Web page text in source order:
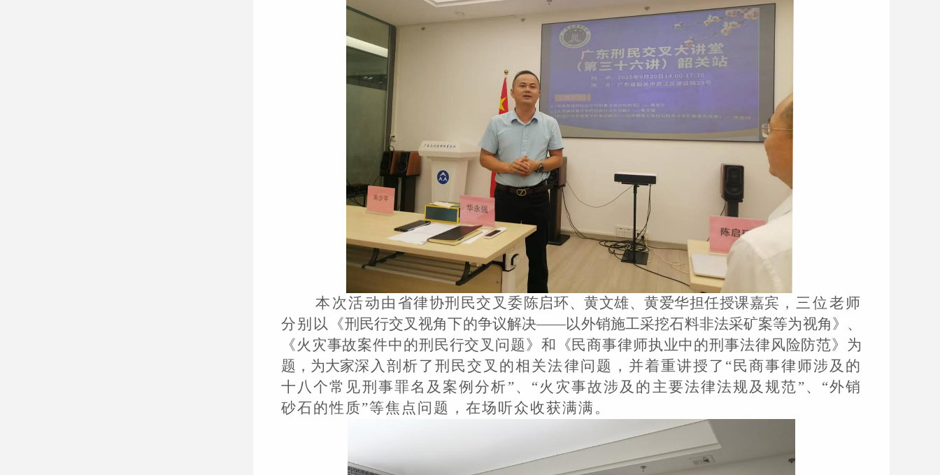
本次活动由 省律协刑民交叉委 陈启环、黄文雄、黄爱华担任授课嘉宾 ，三位老师
分别以
《刑民行交叉视角下的争议解决——以外销施工采挖石料非法采矿案等为视角》 、
《火灾事故案件中的刑民行交叉问题》 和 《民商事律师执业中的刑事法律风险防范》 为
题，为大家深入剖析了刑民交叉的相关法律问题，并着重讲授了 “民商事律师涉及的
十八个常见刑事罪名及案例分析”、“火灾事故涉及的主要法律法规及规范”、“外销
砂石的性质”等焦点问题，在场听众收获满满。